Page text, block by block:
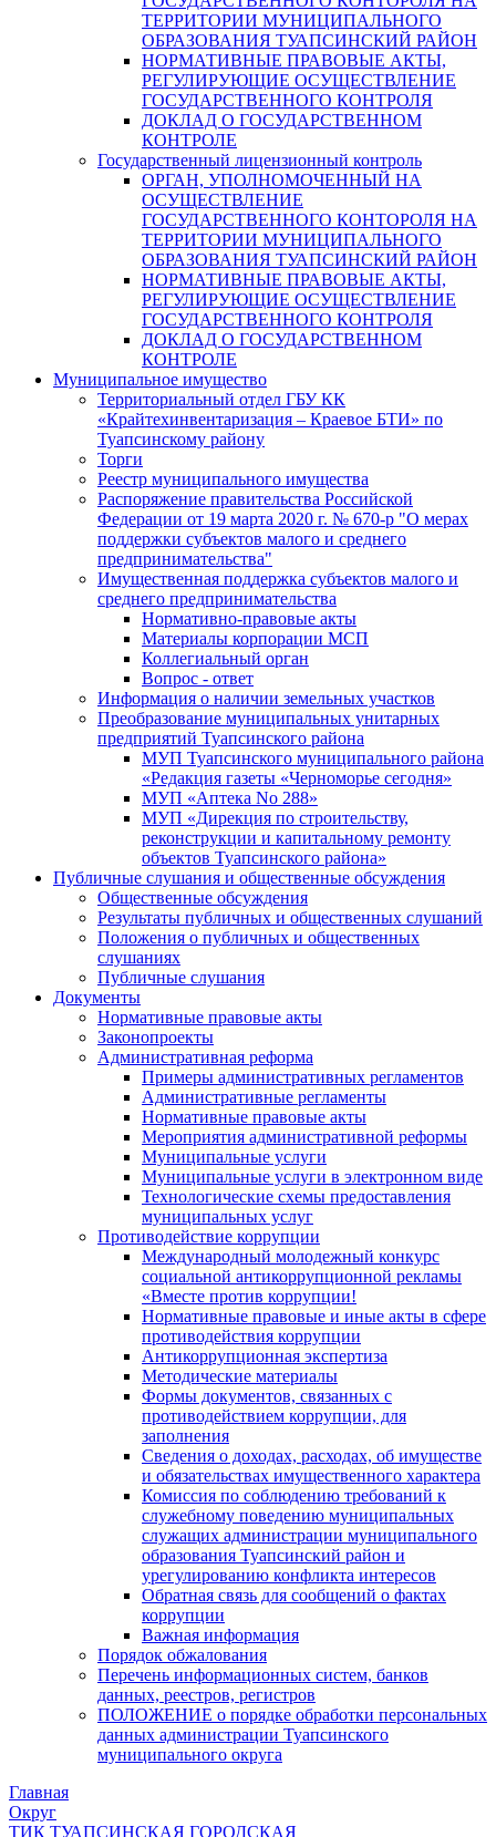
ТЕРРИТОРИИ МУНИЦИПАЛЬНОГО
ОБРАЗОВАНИЯ ТУАПСИНСКИЙ РАЙОН
НОРМАТИВНЫЕ ПРАВОВЫЕ АКТЫ,
РЕГУЛИРУЮЩИЕ ОСУЩЕСТВЛЕНИЕ
ГОСУДАРСТВЕННОГО КОНТРОЛЯ
ДОКЛАД О ГОСУДАРСТВЕННОМ
КОНТРОЛЕ
Государственный лицензионный контроль
ОРГАН, УПОЛНОМОЧЕННЫЙ НА
ОСУЩЕСТВЛЕНИЕ
ГОСУДАРСТВЕННОГО КОНТОРОЛЯ НА
ТЕРРИТОРИИ МУНИЦИПАЛЬНОГО
ОБРАЗОВАНИЯ ТУАПСИНСКИЙ РАЙОН
НОРМАТИВНЫЕ ПРАВОВЫЕ АКТЫ,
РЕГУЛИРУЮЩИЕ ОСУЩЕСТВЛЕНИЕ
ГОСУДАРСТВЕННОГО КОНТРОЛЯ
ДОКЛАД О ГОСУДАРСТВЕННОМ
КОНТРОЛЕ
Муниципальное имущество
Территориальный отдел ГБУ КК
«Крайтехинвентаризация – Краевое БТИ» по
Туапсинскому району
Торги
Реестр муниципального имущества
Распоряжение правительства Российской
Федерации от 19 марта 2020 г. № 670-р "О мерах
поддержки субъектов малого и среднего
предпринимательства"
Имущественная поддержка субъектов малого и
среднего предпринимательства
Нормативно-правовые акты
Материалы корпорации МСП
Коллегиальный орган
Вопрос - ответ
Информация о наличии земельных участков
Преобразование муниципальных унитарных
предприятий Туапсинского района
МУП Туапсинского муниципального района
«Редакция газеты «Черноморье сегодня»
МУП «Аптека No 288»
МУП «Дирекция по строительству,
реконструкции и капитальному ремонту
объектов Туапсинского района»
Публичные слушания и общественные обсуждения
Общественные обсуждения
Результаты публичных и общественных слушаний
Положения о публичных и общественных
слушаниях
Публичные слушания
Документы
Нормативные правовые акты
Законопроекты
Административная реформа
Примеры административных регламентов
Административные регламенты
Нормативные правовые акты
Мероприятия административной реформы
Муниципальные услуги
Муниципальные услуги в электронном виде
Технологические схемы предоставления
муниципальных услуг
Противодействие коррупции
Международный молодежный конкурс
социальной антикоррупционной рекламы
«Вместе против коррупции!
Нормативные правовые и иные акты в сфере
противодействия коррупции
Антикоррупционная экспертиза
Методические материалы
Формы документов, связанных с
противодействием коррупции, для
заполнения
Сведения о доходах, расходах, об имуществе
и обязательствах имущественного характера
Комиссия по соблюдению требований к
служебному поведению муниципальных
служащих администрации муниципального
образования Туапсинский район и
урегулированию конфликта интересов
Обратная связь для сообщений о фактах
коррупции
Важная информация
Порядок обжалования
Перечень информационных систем, банков
данных, реестров, регистров
ПОЛОЖЕНИЕ о порядке обработки персональных
данных администрации Туапсинского
муниципального округа
Главная
Округ
ТИК ТУАПСИНСКАЯ ГОРОДСКАЯ